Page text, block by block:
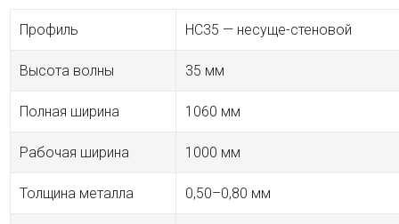
Профиль HC35 — несуще-стеновой
Высота волны 35 мм
Полная ширина 1060 мм
Рабочая ширина 1000 мм
Толщина металла 0,50–0,80 мм